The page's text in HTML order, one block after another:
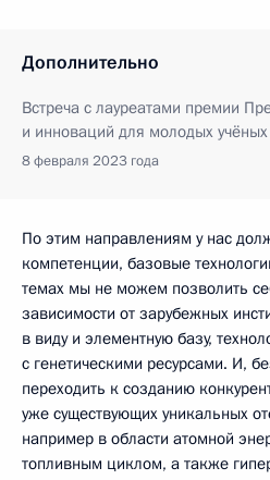
Дополнительно
Встреча с лауреатами премии
и инноваций для молодых учёных
8 февраля 2023 года
По этим направлениям у нас
компетенции, базовые
темах мы не можем позволить
зависимости от зарубежных
в виду и элементную базу,
с генетическими ресурсами. И,
переходить к созданию
уже существующих уникальных
например в области атомной
топливным циклом, а также